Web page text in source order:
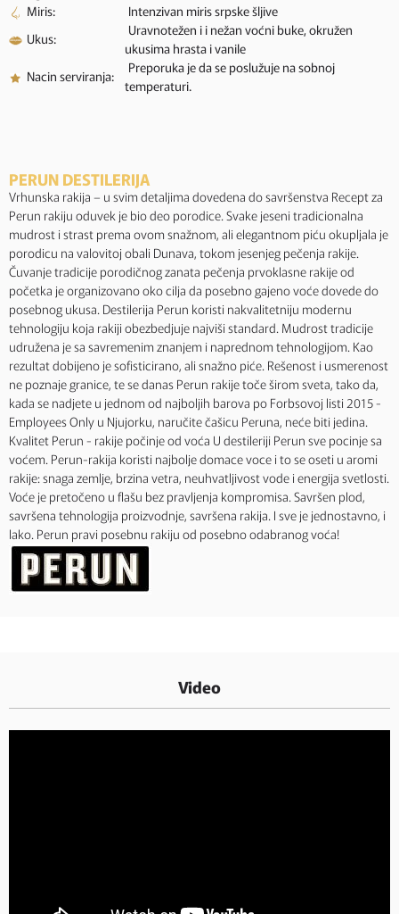
Miris:
Intenzivan miris srpske šljive
Ukus:
Uravnotežen i i nežan voćni buke, okružen
ukusima hrasta i vanile
Nacin serviranja:
Preporuka je da se poslužuje na sobnoj
temperaturi.
PERUN DESTILERIJA
Vrhunska rakija – u svim detaljima dovedena do savršenstva Recept za
Perun rakiju oduvek je bio deo porodice. Svake jeseni tradicionalna
mudrost i strast prema ovom snažnom, ali elegantnom piću okupljala je
porodicu na valovitoj obali Dunava, tokom jesenjeg pečenja rakije.
Čuvanje tradicije porodičnog zanata pečenja prvoklasne rakije od
početka je organizovano oko cilja da posebno gajeno voće dovede do
posebnog ukusa. Destilerija Perun koristi nakvalitetniju modernu
tehnologiju koja rakiji obezbedjuje najviši standard. Mudrost tradicije
udružena je sa savremenim znanjem i naprednom tehnologijom. Kao
rezultat dobijeno je sofisticirano, ali snažno piće. Rešenost i usmerenost
ne poznaje granice, te se danas Perun rakije toče širom sveta, tako da,
kada se nadjete u jednom od najboljih barova po Forbsovoj listi 2015 -
Employees Only u Njujorku, naručite čašicu Peruna, neće biti jedina.
Kvalitet Perun - rakije počinje od voća U destileriji Perun sve pocinje sa
voćem. Perun-rakija koristi najbolje domace voce i to se oseti u aromi
rakije: snaga zemlje, brzina vetra, neuhvatljivost vode i energija svetlosti.
Voće je pretočeno u flašu bez pravljenja kompromisa. Savršen plod,
savršena tehnologija proizvodnje, savršena rakija. I sve je jednostavno, i
lako. Perun pravi posebnu rakiju od posebno odabranog voća!
Video